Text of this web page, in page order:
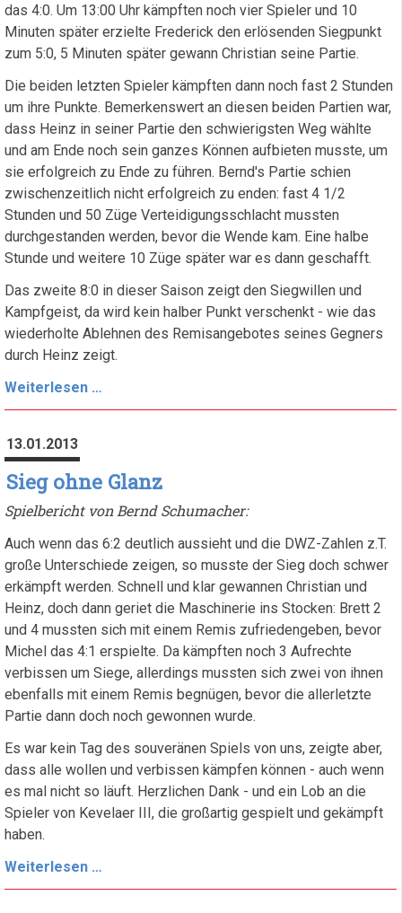
das 4:0. Um 13:00 Uhr kämpften noch vier Spieler und 10
Minuten später erzielte Frederick den erlösenden Siegpunkt
zum 5:0, 5 Minuten später gewann Christian seine Partie.
Die beiden letzten Spieler kämpften dann noch fast 2 Stunden
um ihre Punkte. Bemerkenswert an diesen beiden Partien war,
dass Heinz in seiner Partie den schwierigsten Weg wählte
und am Ende noch sein ganzes Können aufbieten musste, um
sie erfolgreich zu Ende zu führen. Bernd's Partie schien
zwischenzeitlich nicht erfolgreich zu enden: fast 4 1/2
Stunden und 50 Züge Verteidigungsschlacht mussten
durchgestanden werden, bevor die Wende kam. Eine halbe
Stunde und weitere 10 Züge später war es dann geschafft.
Das zweite 8:0 in dieser Saison zeigt den Siegwillen und
Kampfgeist, da wird kein halber Punkt verschenkt - wie das
wiederholte Ablehnen des Remisangebotes seines Gegners
durch Heinz zeigt.
Weiterlesen …
8:0
13.01.2013
Sieg ohne Glanz
Spielbericht von Bernd Schumacher:
Auch wenn das 6:2 deutlich aussieht und die DWZ-Zahlen z.T.
große Unterschiede zeigen, so musste der Sieg doch schwer
erkämpft werden. Schnell und klar gewannen Christian und
Heinz, doch dann geriet die Maschinerie ins Stocken: Brett 2
und 4 mussten sich mit einem Remis zufriedengeben, bevor
Michel das 4:1 erspielte. Da kämpften noch 3 Aufrechte
verbissen um Siege, allerdings mussten sich zwei von ihnen
ebenfalls mit einem Remis begnügen, bevor die allerletzte
Partie dann doch noch gewonnen wurde.
Es war kein Tag des souveränen Spiels von uns, zeigte aber,
dass alle wollen und verbissen kämpfen können - auch wenn
es mal nicht so läuft. Herzlichen Dank - und ein Lob an die
Spieler von Kevelaer III, die großartig gespielt und gekämpft
haben.
Weiterlesen …
ohne